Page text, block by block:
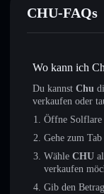
CHU-FAQs
Wo kann ich
Du kannst Chu
verkaufen oder
Öffne Solflare
Gehe zum Tab
Wähle CHU
verkaufen
Gib den